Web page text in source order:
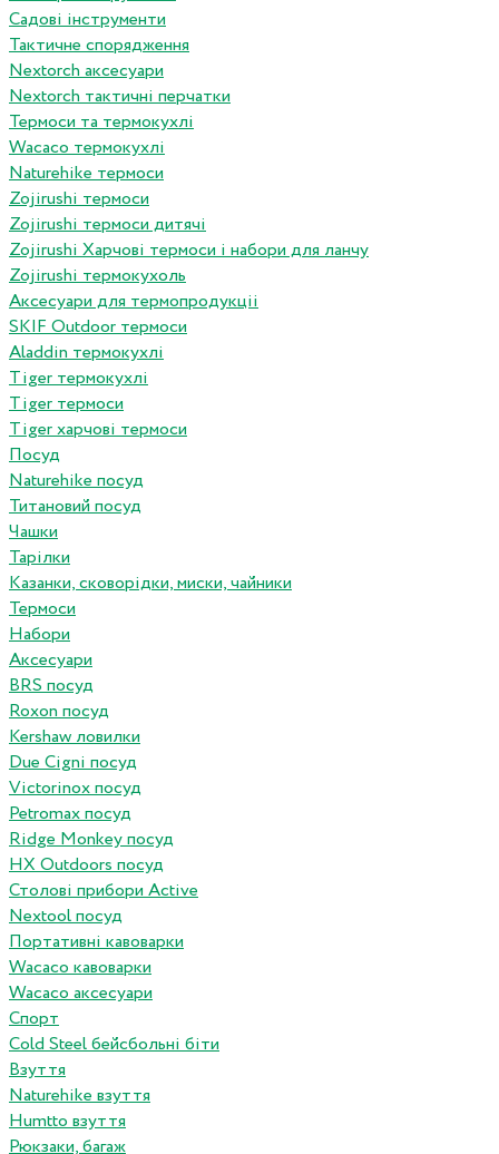
Садові інструменти
Тактичне спорядження
Nextorch аксесуари
Nextorch тактичні перчатки
Термоси та термокухлі
Wacaco термокухлі
Naturehike термоси
Zojirushi термоси
Zojirushi термоси дитячі
Zojirushi Харчові термоси і набори для ланчу
Zojirushi термокухоль
Аксесуари для термопродукціі
SKIF Outdoor термоси
Aladdin термокухлі
Tiger термокухлі
Tiger термоси
Tiger харчові термоси
Посуд
Naturehike посуд
Титановий посуд
Чашки
Тарілки
Казанки, сковорідки, миски, чайники
Термоси
Набори
Аксесуари
BRS посуд
Roxon посуд
Kershaw ловилки
Due Cigni посуд
Victorinox посуд
Petromax посуд
Ridge Monkey посуд
HX Outdoors посуд
Столові прибори Active
Nextool посуд
Портативні кавоварки
Wacaco кавоварки
Wacaco аксесуари
Спорт
Cold Steel бейсбольні біти
Взуття
Naturehike взуття
Humtto взуття
Рюкзаки, багаж